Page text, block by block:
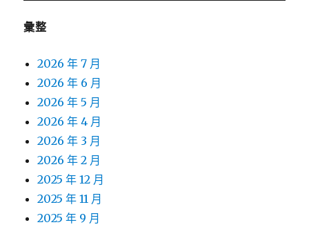
彙整
2026 年 7 月
2026 年 6 月
2026 年 5 月
2026 年 4 月
2026 年 3 月
2026 年 2 月
2025 年 12 月
2025 年 11 月
2025 年 9 月